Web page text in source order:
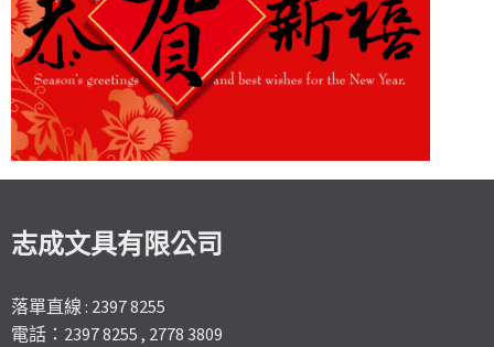
志成文具有限公司
落單直線 : 2397 8255
電話：2397 8255 , 2778 3809